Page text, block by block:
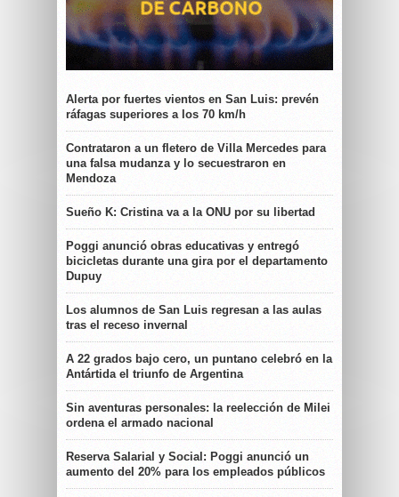
Alerta por fuertes vientos en San Luis: prevén
ráfagas superiores a los 70 km/h
Contrataron a un fletero de Villa Mercedes para
una falsa mudanza y lo secuestraron en
Mendoza
Sueño K: Cristina va a la ONU por su libertad
Poggi anunció obras educativas y entregó
bicicletas durante una gira por el departamento
Dupuy
Los alumnos de San Luis regresan a las aulas
tras el receso invernal
A 22 grados bajo cero, un puntano celebró en la
Antártida el triunfo de Argentina
Sin aventuras personales: la reelección de Milei
ordena el armado nacional
Reserva Salarial y Social: Poggi anunció un
aumento del 20% para los empleados públicos